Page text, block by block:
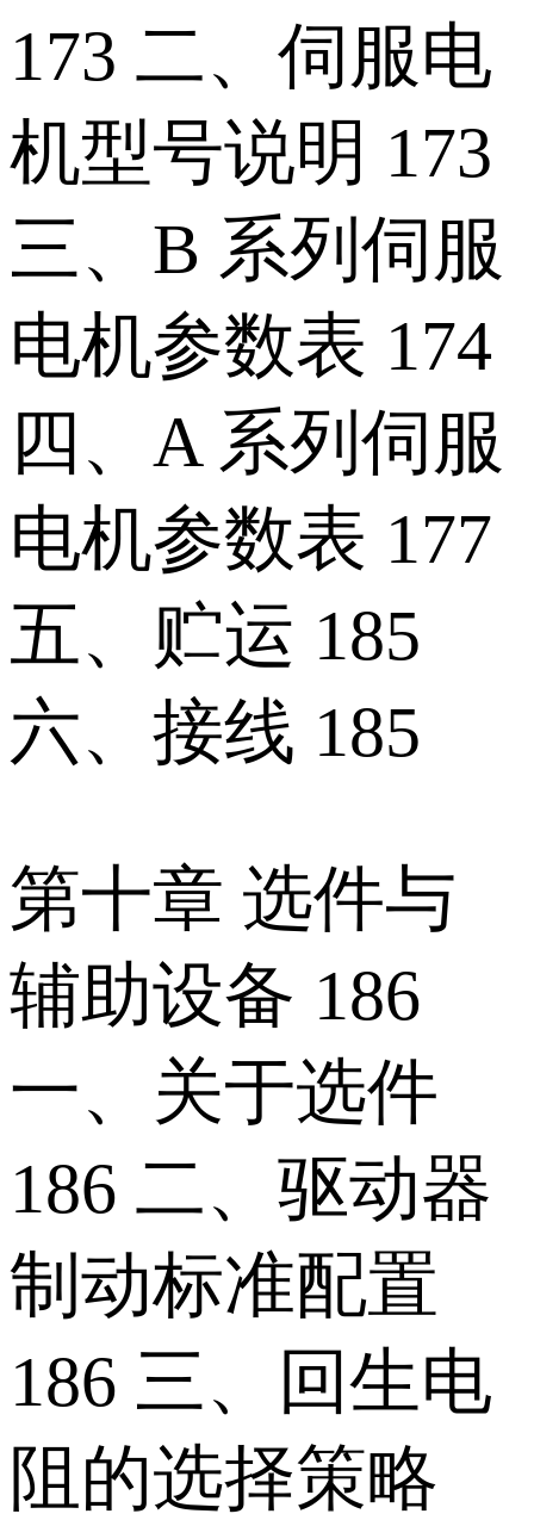
173 二、伺服电
机型号说明 173
三、B 系列伺服
电机参数表 174
四、A 系列伺服
电机参数表 177
五、贮运 185
六、接线 185
第十章 选件与
辅助设备 186
一、关于选件
186 二、驱动器
制动标准配置
186 三、回生电
阻的选择策略